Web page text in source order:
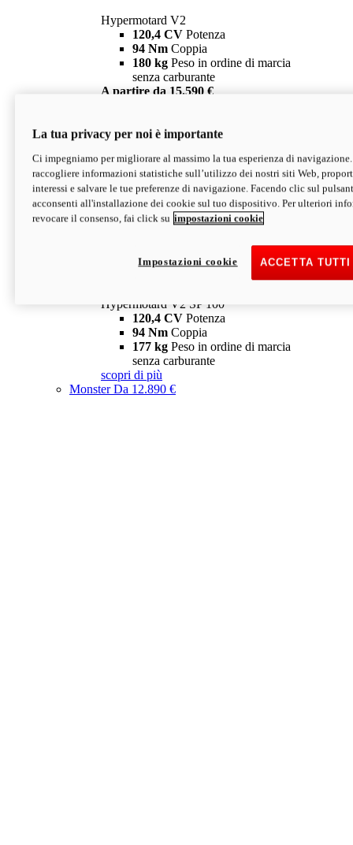
Hypermotard V2
120,4 CV Potenza
94 Nm Coppia
180 kg Peso in ordine di marcia
senza carburante
A partire da 15.590 €
V2 SP
Hypermotard V2 SP
120,4 CVPotenza
94 NmCoppia
177 kgPeso in ordine di marcia
senza carburante
Depotenziata 35 kW: 18.890 € i
configura scopri di più
Hypermotard V2 SP 100
120,4 CV Potenza
94 Nm Coppia
177 kg Peso in ordine di marcia
senza carburante
scopri di più
MonsterDa 12.890 €
La tua privacy per noi è importante
Ci impegniamo per migliorare al massimo la tua esperienza di
raccogliere informazioni statistiche sull’utilizzo dei nostri siti Web,
interessi e salvare le tue preferenze di navigazione. Facendo clic sul
acconsenti all'installazione dei cookie sul tuo dispositivo. Per ulteriori
revocare il consenso, fai click su impostazioni cookie
ACCETTA
Impostazioni cookie